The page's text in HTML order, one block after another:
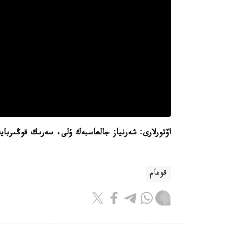
اۆتورلارى: شەرنياز جالعاسبەك ۇلى، سەرىك
قوعام